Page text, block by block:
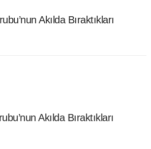
Akılda Bıraktıkları
Akılda Bıraktıkları